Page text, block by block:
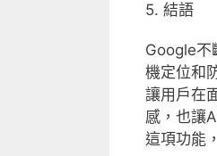
5. 結語
Google不
機定位和
讓用戶在
感，也讓
這項功能